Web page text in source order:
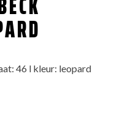
46 l kleur: leopard